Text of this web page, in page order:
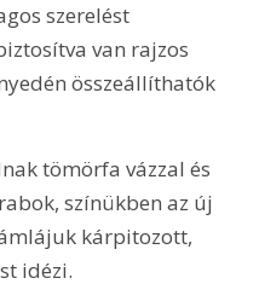
szerelést
van rajzos
összeállíthatók
színükben az új
kárpitozott,
idézi.